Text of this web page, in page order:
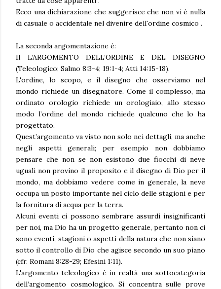
Ecco una dichiarazione che suggerisce che non vi è nulla
di casuale o accidentale nel divenire dell'ordine cosmico .
La seconda argomentazione è:
II L’ARGOMENTO DELL’ORDINE E DEL DISEGNO
(Teleologico; Salmo 8:3-4; 19:1-4; Atti 14:15-18).
L'ordine, lo scopo, e il disegno che osserviamo nel
mondo richiede un disegnatore. Come il complesso, ma
ordinato orologio richiede un orologiaio, allo stesso
modo l’ordine del mondo richiede qualcuno che lo ha
progettato.
Quest’argomento va visto non solo nei dettagli, ma anche
negli aspetti generali; per esempio non dobbiamo
pensare che non se non esistono due fiocchi di neve
uguali non provino il proposito e il disegno di Dio per il
mondo, ma dobbiamo vedere come in generale, la neve
occupa un posto importante nel ciclo delle stagioni e per
la fornitura di acqua per la terra.
Alcuni eventi ci possono sembrare assurdi insignificanti
per noi, ma Dio ha un progetto generale, pertanto non ci
sono eventi, stagioni o aspetti della natura che non siano
sotto il controllo di Dio che agisce secondo un suo piano
(cfr. Romani 8:28-29; Efesini 1:11).
L'argomento teleologico è in realtà una sottocategoria
dell’argomento cosmologico. Si concentra sulle prove